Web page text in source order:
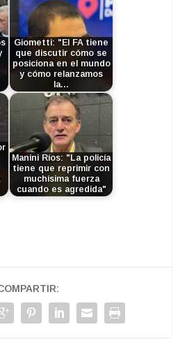
Giometti: "El FA tiene
que discutir cómo se
posiciona en el mundo
y cómo relanzamos
la…
Manini Ríos: "La policía
tiene que reprimir con
muchísima fuerza
cuando es agredida"